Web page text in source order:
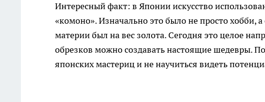
Интересный факт: в Японии искусство
«комоно». Изначально это было не просто хобби,
материи был на вес золота. Сегодня это целое
обрезков можно создавать настоящие шедевры.
японских мастериц и не научиться видеть